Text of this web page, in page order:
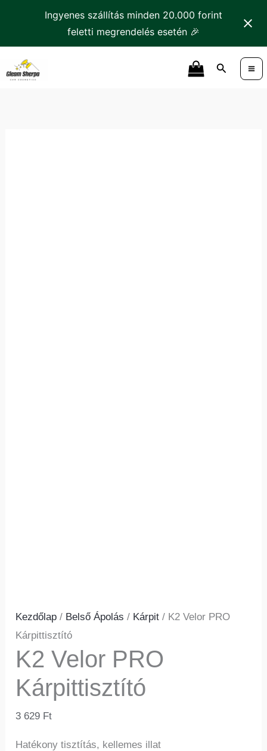
Ingyenes szállítás minden 20.000 forint
feletti megrendelés esetén 🎉
content
Search
Kezdőlap / Belső Ápolás / Kárpit / K2 Velor PRO
Kárpittisztító
K2 Velor PRO
Kárpittisztító
3 629 Ft
Hatékony tisztítás, kellemes illat
Velor